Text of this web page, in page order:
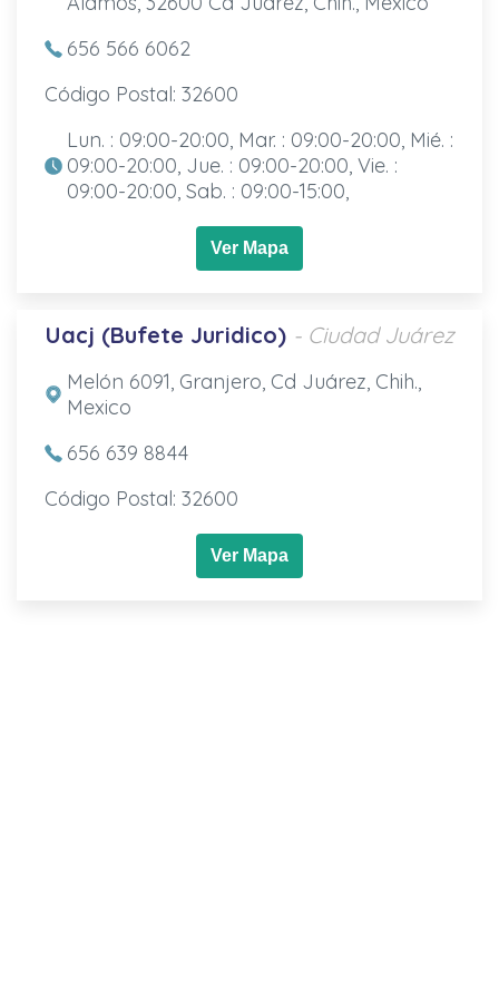
656 566 6062
Código Postal: 32600
Lun. : 09:00-20:00, Mar. : 09:00-20:00, Mié. :
09:00-20:00, Jue. : 09:00-20:00, Vie. :
09:00-20:00, Sab. : 09:00-15:00,
Ver Mapa
Uacj (Bufete Juridico) - Ciudad Juárez
Melón 6091, Granjero, Cd Juárez, Chih.,
Mexico
656 639 8844
Código Postal: 32600
Ver Mapa